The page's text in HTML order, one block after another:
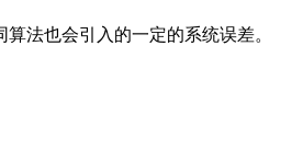
法也会引入的一定的系统误差。